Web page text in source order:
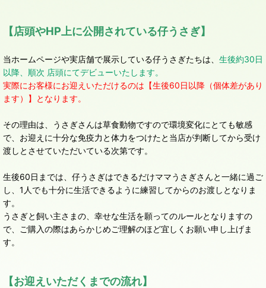
【店頭やHP上に公開されている仔うさぎ】
当ホームページや実店舗で展示している仔うさぎたちは、 生後約30日
以降、順次 店頭にてデビューいたします。
実際にお客様にお迎えいただけるのは【生後60日以降（個体差があり
ます）】となります。
その理由は、うさぎさんは草食動物ですので環境変化にとても敏感
で、お迎えに十分な免疫力と体力をつけたと当店が判断してから受け
渡しとさせていただいている次第です。
生後60日までは、仔うさぎはできるだけママうさぎさんと一緒に過ご
し、1人でも十分に生活できるように練習してからのお渡しとなりま
す。
うさぎと飼い主さまの、幸せな生活を願ってのルールとなりますの
で、ご購入の際はあらかじめご理解のほど宜しくお願い申し上げま
す。
【お迎えいただくまでの流れ】